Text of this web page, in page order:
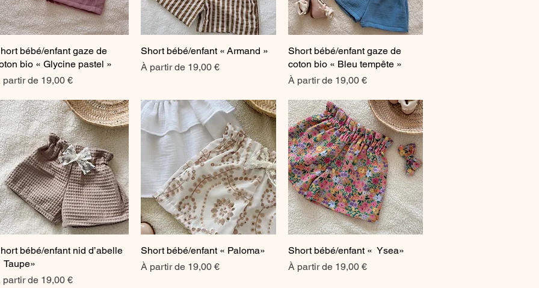
Aperçu rapide
bébé/enfant gaze de
bio « Glycine pastel »
partir de 19,00 €
promotionnel
Aperçu rapide
Short bébé/enfant « Armand »
À partir de 19,00 €
Prix promotionnel
Aperçu rapide
Short bébé/enfant gaze de
coton bio « Bleu tempête »
À partir de 19,00 €
Prix promotionnel
Aperçu rapide
bébé/enfant nid d’abelle
partir de 19,00 €
promotionnel
Aperçu rapide
Short bébé/enfant « Paloma»
À partir de 19,00 €
Prix promotionnel
Aperçu rapide
Short bébé/enfant « Ysea»
À partir de 19,00 €
Prix promotionnel